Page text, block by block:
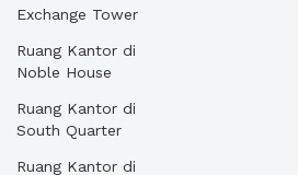
Exchange Tower
Ruang Kantor di
Noble House
Ruang Kantor di
South Quarter
Ruang Kantor di